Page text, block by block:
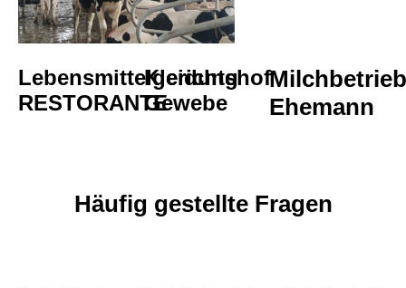
Lebensmittelgerichtshof
RESTORANTE
Kleidung
Gewebe
Ehemann
Häufig gestellte Fragen